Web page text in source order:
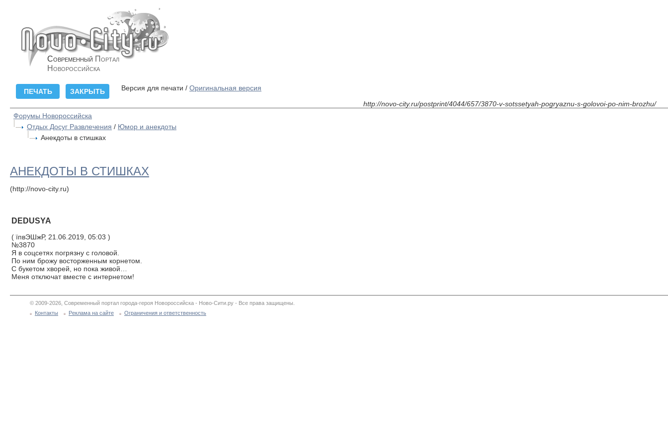
Современный Портал
Новороссийска
Версия для печати / Оригинальная версия
http://novo-city.ru/postprint/4044/657/3870-v-sotssetyah-pogryaznu-s-golovoi-po-nim-brozhu/
Форумы Новороссийска
Отдых Досуг Развлечения / Юмор и анекдоты
Анекдоты в стишках
АНЕКДОТЫ В СТИШКАХ
(http://novo-city.ru)
DEDUSYA
( їпвЭШжР, 21.06.2019, 05:03 )
№3870
Я в соцсетях погрязну с головой.
По ним брожу восторженным корнетом.
С букетом хворей, но пока живой…
Меня отключат вместе с интернетом!
© 2009-2026, Современный портал города-героя Новороссийска - Ново-Сити.ру - Все права защищены.
Контакты
Реклама на сайте Ограничения и ответственность